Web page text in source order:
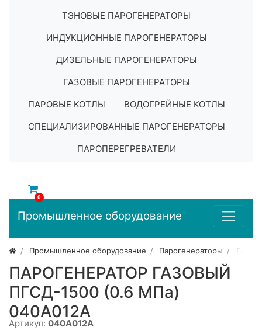
ТЭНОВЫЕ ПАРОГЕНЕРАТОРЫ
ИНДУКЦИОННЫЕ ПАРОГЕНЕРАТОРЫ
ДИЗЕЛЬНЫЕ ПАРОГЕНЕРАТОРЫ
ГАЗОВЫЕ ПАРОГЕНЕРАТОРЫ
ПАРОВЫЕ КОТЛЫ
ВОДОГРЕЙНЫЕ КОТЛЫ
СПЕЦИАЛИЗИРОВАННЫЕ ПАРОГЕНЕРАТОРЫ
ПАРОПЕРЕГРЕВАТЕЛИ
0
Промышленное оборудование
Промышленное оборудование Парогенераторы
ПАРОГЕНЕРАТОР ГАЗОВЫЙ
ПГСД-1500 (0.6 МПа)
040A012A
Артикул: 040A012A